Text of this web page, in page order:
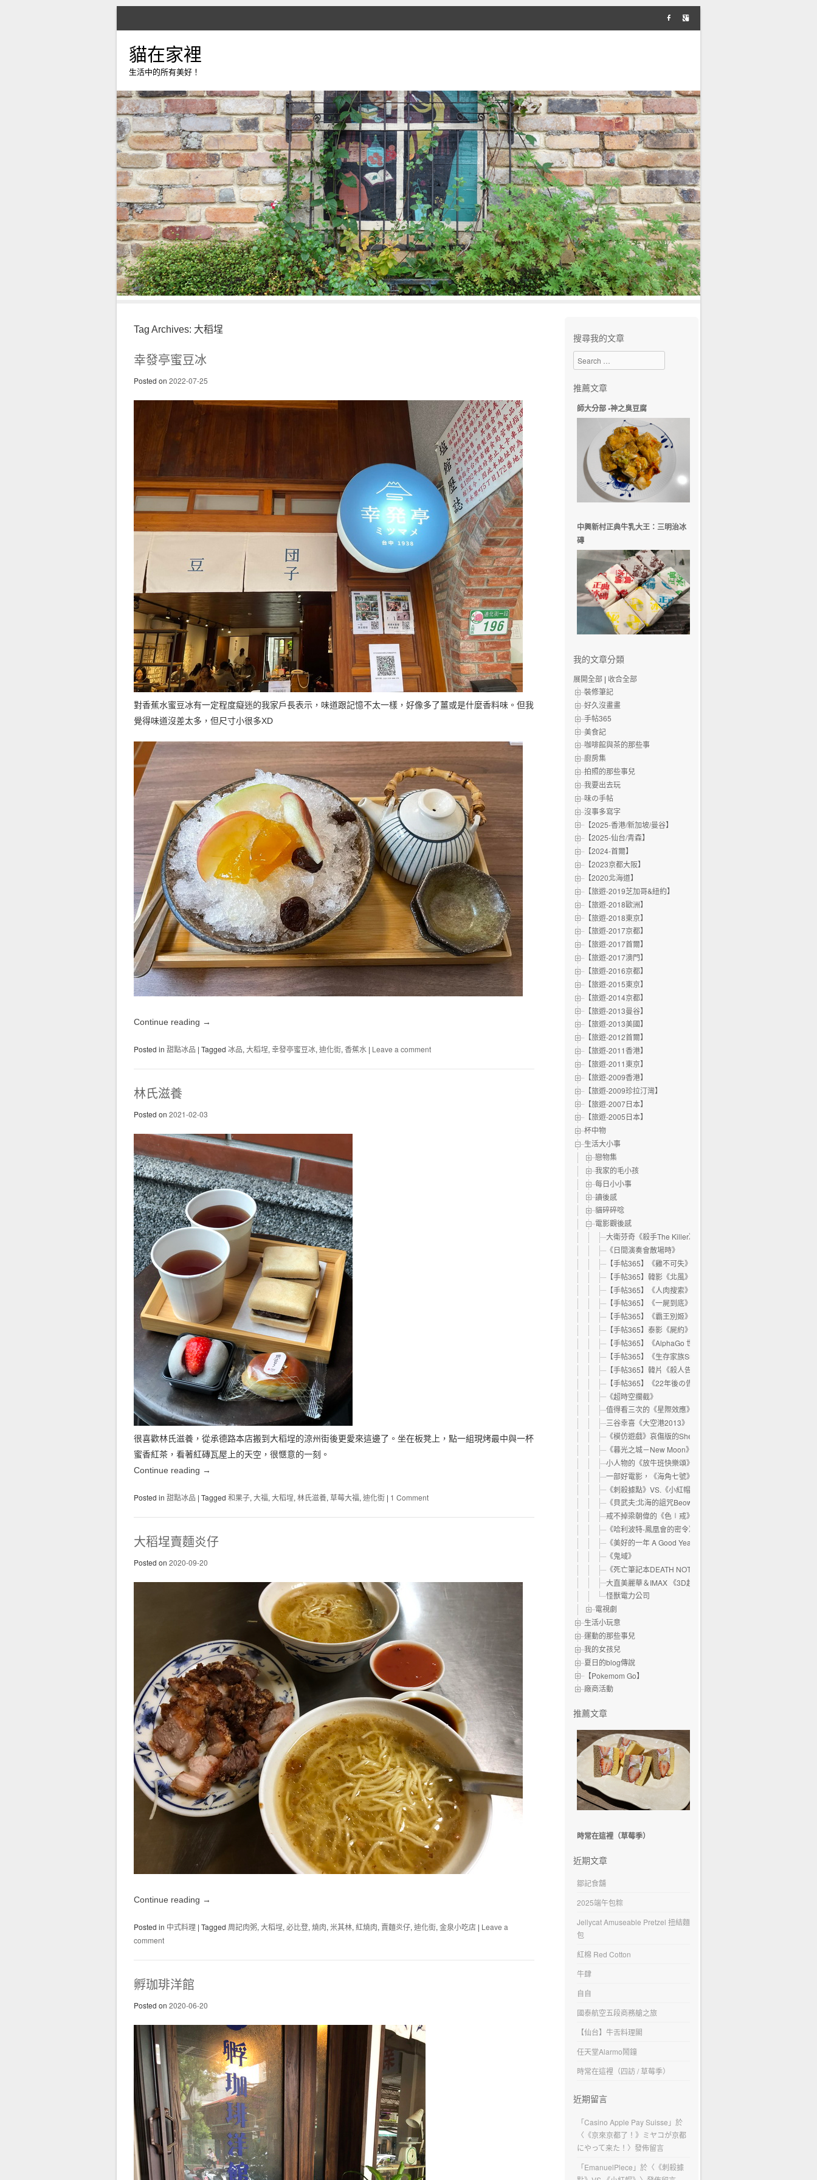
貓在家裡
生活中的所有美好！
Tag Archives: 大稻埕
幸發亭蜜豆冰
Posted on 2022-07-25
對香蕉水蜜豆冰有一定程度癡迷的我家戶長表示，味道跟記憶不太一樣，好像多了薑或是什麼香料味。但我
覺得味道沒差太多，但尺寸小很多XD
Continue reading →
Posted in 甜點冰品 | Tagged 冰品, 大稻埕, 幸發亭蜜豆冰, 迪化街, 香蕉水 | Leave a comment
林氏滋養
Posted on 2021-02-03
很喜歡林氏滋養，從承德路本店搬到大稻埕的涼州街後更愛來這邊了。坐在板凳上，點一組現烤最中與一杯
蜜香紅茶，看著紅磚瓦屋上的天空，很愜意的一刻。
Continue reading →
Posted in 甜點冰品 | Tagged 和果子, 大福, 大稻埕, 林氏滋養, 草莓大福, 迪化街 | 1 Comment
大稻埕賣麵炎仔
Posted on 2020-09-20
Continue reading →
Posted in 中式料理 | Tagged 周記肉粥, 大稻埕, 必比登, 燒肉, 米其林, 紅燒肉, 賣麵炎仔, 迪化街, 金泉小吃店 | Leave a
comment
孵珈琲洋館
Posted on 2020-06-20
搜尋我的文章
Search
推薦文章
師大分部 •神之臭豆腐
中興新村正典牛乳大王：三明治冰
磚
我的文章分類
展開全部 | 收合全部
裝修筆記
好久沒畫畫
手帖365
美食記
咖啡館與茶的那些事
廚房集
拍照的那些事兒
我要出去玩
味の手帖‬
沒事多寫字
【2025-香港/新加坡/曼谷】
【2025-仙台/青森】
【2024-首爾】
【2023京都大阪】
【2020北海道】
【旅遊-2019芝加哥&紐約】
【旅遊-2018歐洲】
【旅遊-2018東京】
【旅遊-2017京都】
【旅遊-2017首爾】
【旅遊-2017澳門】
【旅遊-2016京都】
【旅遊-2015東京】
【旅遊-2014京都】
【旅遊-2013曼谷】
【旅遊-2013美國】
【旅遊-2012首爾】
【旅遊-2011香港】
【旅遊-2011東京】
【旅遊-2009香港】
【旅遊-2009珍拉汀灣】
【旅遊-2007日本】
【旅遊-2005日本】
杯中物
生活大小事
戀物集
我家的毛小孩
每日小小事
讀後感
貓碎碎唸
電影觀後感
大衛芬奇《殺手The Killer》
《日間演奏會散場時》
【手帖365】《雞不可失》
【手帖365】韓影《北風》
【手帖365】《人肉搜索》
【手帖365】《一屍到底》
【手帖365】《霸王別姬》
【手帖365】泰影《屍約》
【手帖365】《AlphaGo 世紀對決》紀錄片
【手帖365】《生存家族Survival Family》
【手帖365】韓片《殺人告白》
【手帖365】《22年後の告白–我是殺人犯》
《超時空攔截》
值得看三次的《星際效應》
三谷幸喜《大空港2013》
《模仿遊戲》哀傷版的Sheldon
《暮光之城－New Moon》三支官方預告片
小人物的《放牛班快樂頌》
一部好電影，《海角七號》Cape No, 7
《刺殺據點》VS.《小紅帽》
《貝武夫:北海的詛咒Beowulf》
戒不掉梁朝偉的《色∣戒》
《哈利波特-鳳凰會的密令》
《美好的一年 A Good Year》
《鬼域》
《死亡筆記本DEATH NOTE》
大直美麗華＆IMAX 《3D超人》
怪獸電力公司
電視劇
生活小玩意
運動的那些事兒
我的女孩兒
夏日的blog傳說
【Pokemom Go】
廠商活動
推薦文章
時常在這裡（草莓季）
近期文章
鄒記食舖
2025端午包粽
Jellycat Amuseable Pretzel 扭結麵
包
紅棉 Red Cotton
牛肆
自自
國泰航空五段商務艙之旅
【仙台】牛舌料理閣
任天堂Alarmo鬧鐘
時常在這裡（四訪 / 草莓季）
近期留言
「Casino Apple Pay Suisse 」於
〈 《京來京都了！》ミヤコが京都
にやって来た！ 〉發佈留言
「EmanuelPlece 」於〈 《刺殺據